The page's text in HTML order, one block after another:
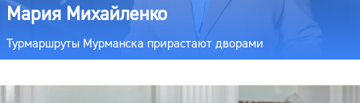
Мария Михайленко
Турмаршруты Мурманска прирастают дворами